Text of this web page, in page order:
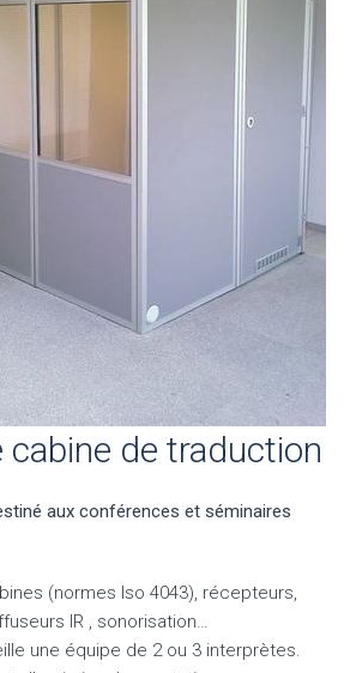
cabine de traduction
aux conférences et séminaires
(normes Iso 4043), récepteurs,
IR , sonorisation…
une équipe de 2 ou 3 interprètes.